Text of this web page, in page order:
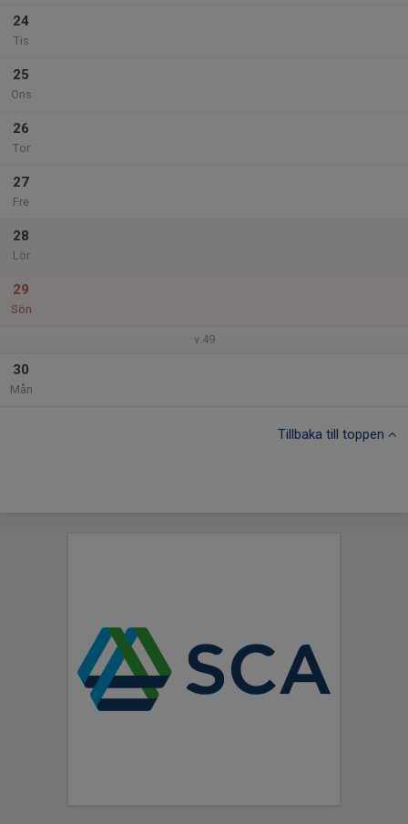
24
Tis
25
Ons
26
Tor
27
Fre
28
Lör
29
Sön
v.49
30
Mån
Tillbaka till toppen